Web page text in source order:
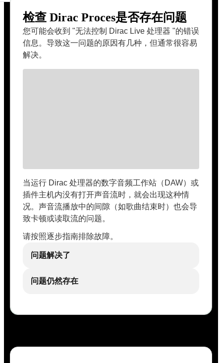
检查 Dirac Proces是否存在问题
您可能会收到 "无法控制 Dirac Live 处理器 "的错误
信息。导致这一问题的原因有几种，但通常很容易
解决。
当运行 Dirac 处理器的数字音频工作站（DAW）或
插件主机内没有打开声音流时，就会出现这种情
况。声音流播放中的间隙（如歌曲结束时）也会导
致卡顿或读取流的问题。
请按照逐步指南排除故障。
问题解决了
问题仍然存在